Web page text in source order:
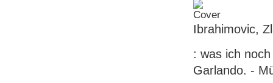
Ibrahimovic,
: was ich
Garlando. -